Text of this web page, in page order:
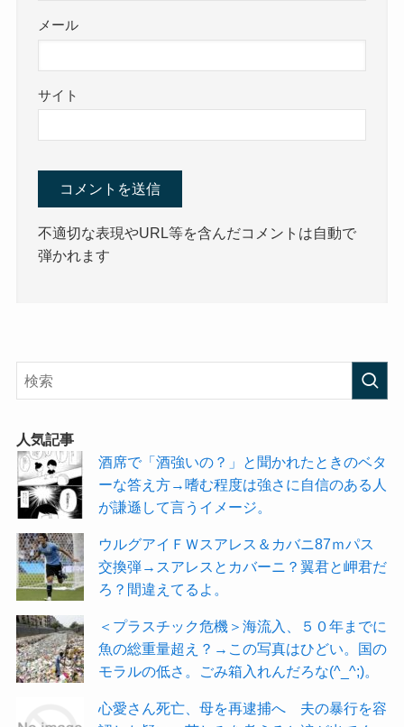
メール
サイト
不適切な表現やURL等を含んだコメントは自動で
弾かれます
人気記事
酒席で「酒強いの？」と聞かれたときのベタ
ーな答え方→嗜む程度は強さに自信のある人
が謙遜して言うイメージ。
ウルグアイＦＷスアレス＆カバニ87ｍパス
交換弾→スアレスとカバーニ？翼君と岬君だ
ろ？間違えてるよ。
＜プラスチック危機＞海流入、５０年までに
魚の総重量超え？→この写真はひどい。国の
モラルの低さ。ごみ箱入れんだろな(^_^;)。
心愛さん死亡、母を再逮捕へ 夫の暴行を容